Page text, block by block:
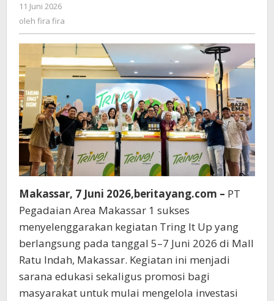
Ratu
Indah,
Ajak
Masyarakat
Berinvestasi
Emas
Melalui
Aplikasi
Tring!
11 Juni 2026
oleh fira fira
Makassar, 7 Juni 2026,beritayang.com – PT
Pegadaian Area Makassar 1 sukses
menyelenggarakan kegiatan Tring It Up yang
berlangsung pada tanggal 5–7 Juni 2026 di Mall
Ratu Indah, Makassar. Kegiatan ini menjadi
sarana edukasi sekaligus promosi bagi
masyarakat untuk mulai mengelola investasi